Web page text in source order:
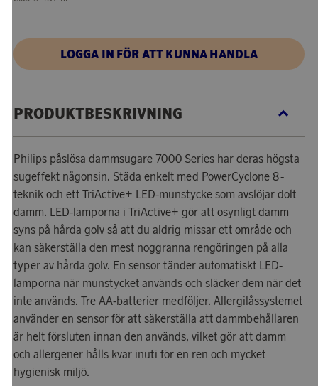
LOGGA IN FÖR ATT KUNNA HANDLA
PRODUKTBESKRIVNING
Philips påslösa dammsugare 7000 Series har deras högsta
sugeffekt någonsin. Städa enkelt med PowerCyclone 8-
teknik och ett TriActive+ LED-munstycke som avslöjar dolt
damm. LED-lamporna i TriActive+ gör att osynligt damm
syns på hårda golv så att du aldrig missar ett område och
kan säkerställa den mest noggranna rengöringen på alla
typer av hårda golv. En sensor tänder automatiskt LED-
lamporna när munstycket används och släcker dem när det
inte används. Tre AA-batterier medföljer. Allergilåssystemet
använder en sensor för att säkerställa att dammbehållaren
är helt försluten innan den används, vilket gör att damm
och allergener hålls kvar inuti för en ren och mycket
hygienisk miljö.